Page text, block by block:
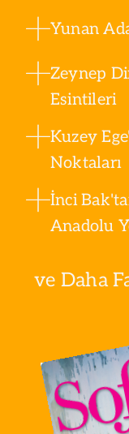
Yunan
Zeynep
Esintileri
Kuzey
Noktaları
İnci
Anadolu
ve Daha